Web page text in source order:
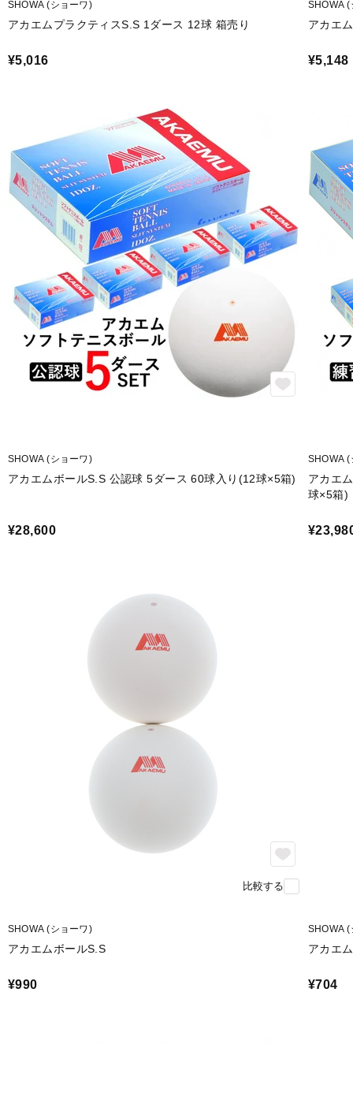
SHOWA (ショーワ)
アカエムプラクティスS.S 1ダース 12球 箱売り
¥5,016
SHOWA (
アカエ
¥5,148
SHOWA (ショーワ)
アカエムボールS.S 公認球 5ダース 60球入り(12球×5箱)
¥28,600
SHOWA (
アカエ
球×5箱)
比較する
SHOWA (ショーワ)
アカエムボールS.S
¥990
SHOWA (
アカエ
¥704